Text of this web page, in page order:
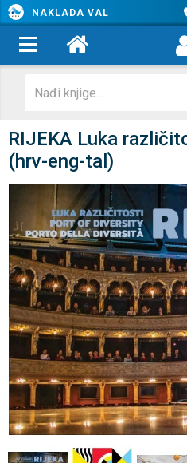
NAKLADA VAL
RIJEKA Luka
(hrv-eng-tal)